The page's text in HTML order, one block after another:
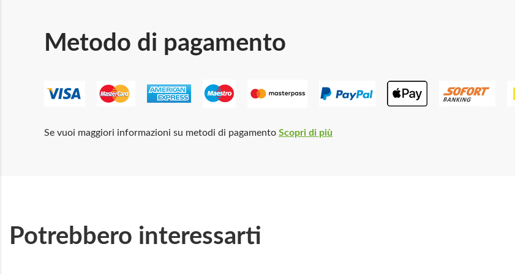
Metodo di pagamento
Se vuoi maggiori informazioni su metodi di pagamento Scopri di più
Potrebbero interessarti